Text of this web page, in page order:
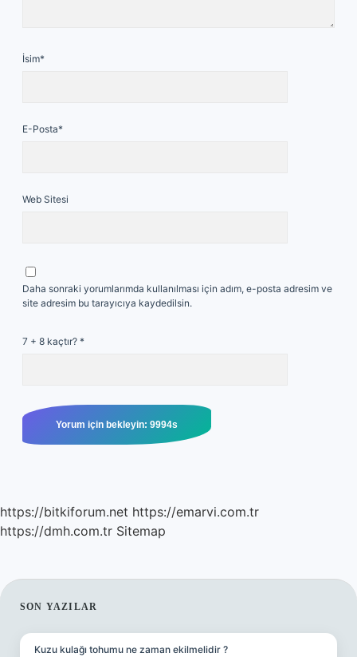
İsim*
E-Posta*
Web Sitesi
Daha sonraki yorumlarımda kullanılması için adım, e-posta adresim ve
site adresim bu tarayıcıya kaydedilsin.
7 + 8 kaçtır? *
https://bitkiforum.net https://emarvi.com.tr
https://dmh.com.tr Sitemap
SIDEBAR
SON YAZILAR
Kuzu kulağı tohumu ne zaman ekilmelidir ?